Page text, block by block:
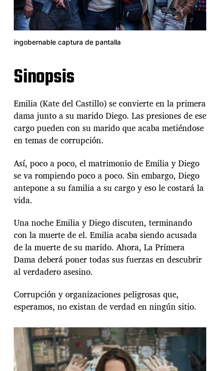
ingobernable captura de pantalla
Sinopsis
Emilia (Kate del Castillo) se convierte en la primera
dama junto a su marido Diego. Las presiones de ese
cargo pueden con su marido que acaba metiéndose
en temas de corrupción.
Así, poco a poco, el matrimonio de Emilia y Diego
se va rompiendo poco a poco. Sin embargo, Diego
antepone a su familia a su cargo y eso le costará la
vida.
Una noche Emilia y Diego discuten, terminando
con la muerte de el. Emilia acaba siendo acusada
de la muerte de su marido. Ahora, La Primera
Dama deberá poner todas sus fuerzas en descubrir
al verdadero asesino.
Corrupción y organizaciones peligrosas que,
esperamos, no existan de verdad en ningún sitio.